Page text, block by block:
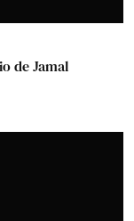
de Jamal